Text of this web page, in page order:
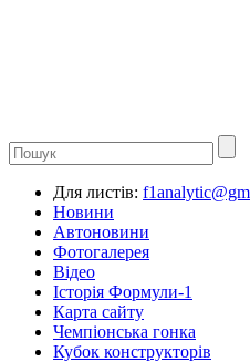
Для листів:
Новини
Автоновини
Фотогалерея
Відео
Історія Формули-1
Карта сайту
Чемпіонська гонка
Кубок конструкторів